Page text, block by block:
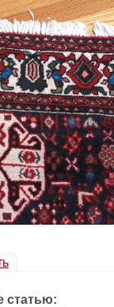
статью: